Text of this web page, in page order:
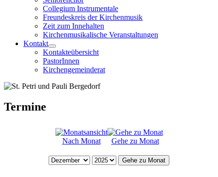
Collegium Instrumentale
Freundeskreis der Kirchenmusik
Zeit zum Innehalten
Kirchenmusikalische Veranstaltungen
Kontakt
Kontakteübersicht
PastorInnen
Kirchengemeinderat
Termine
Nach Monat Gehe zu Monat
Gehe zu Monat